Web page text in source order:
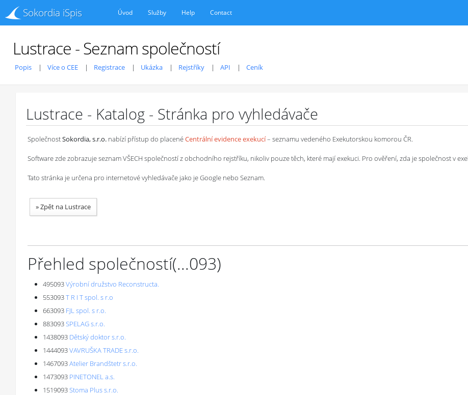
Sokordia iSpis Úvod Služby Help Contact
Lustrace - Seznam společností
Popis Více o CEE Registrace Ukázka Rejstříky API Ceník
Lustrace - Katalog - Stránka pro vyhledávače
SpolečnostSokordia, s.r.o. nabízí přístup do placenéCentrální evidence exekucí– seznamu vedeného Exekutorskou komorou ČR.
Software zde zobrazuje seznam VŠECH společností z obchodního rejstříku, nikoliv pouze těch, které mají exekuci. Pro ověření, zda je společnost v
Tato stránka je určena pro internetové vyhledávače jako je Google nebo Seznam.
»Zpět na Lustrace
Přehled společností(...093)
495093Výrobní družstvo Reconstructa.
553093T R I T spol. s r.o
663093 FJL spol. s r.o.
883093SPELAG s.r.o.
1438093 Dětský doktor s.r.o.
1444093VAVRUŠKA TRADE s.r.o.
1467093Atelier Brandštetr s.r.o.
1473093 PINETONEL a.s.
1519093Stoma Plus s.r.o.